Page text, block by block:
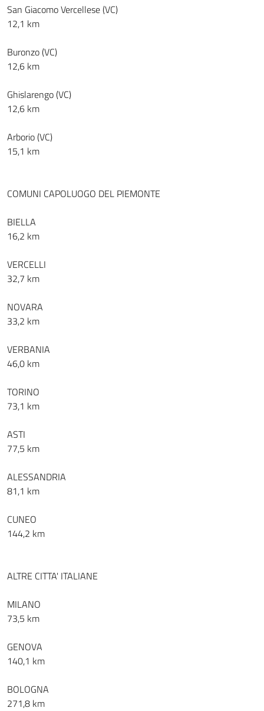
San Giacomo Vercellese (VC)
12,1 km
Buronzo (VC)
12,6 km
Ghislarengo (VC)
12,6 km
Arborio (VC)
15,1 km
COMUNI CAPOLUOGO DEL PIEMONTE
BIELLA
16,2 km
VERCELLI
32,7 km
NOVARA
33,2 km
VERBANIA
46,0 km
TORINO
73,1 km
ASTI
77,5 km
ALESSANDRIA
81,1 km
CUNEO
144,2 km
ALTRE CITTA' ITALIANE
MILANO
73,5 km
GENOVA
140,1 km
BOLOGNA
271,8 km